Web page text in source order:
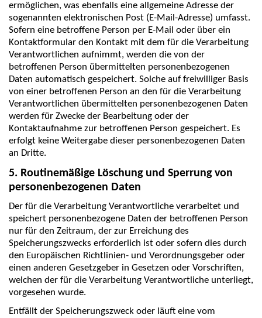
ermöglichen, was ebenfalls eine allgemeine Adresse der
sogenannten elektronischen Post (E-Mail-Adresse) umfasst.
Sofern eine betroffene Person per E-Mail oder über ein
Kontaktformular den Kontakt mit dem für die Verarbeitung
Verantwortlichen aufnimmt, werden die von der
betroffenen Person übermittelten personenbezogenen
Daten automatisch gespeichert. Solche auf freiwilliger Basis
von einer betroffenen Person an den für die Verarbeitung
Verantwortlichen übermittelten personenbezogenen Daten
werden für Zwecke der Bearbeitung oder der
Kontaktaufnahme zur betroffenen Person gespeichert. Es
erfolgt keine Weitergabe dieser personenbezogenen Daten
an Dritte.
5. Routinemäßige Löschung und Sperrung von
personenbezogenen Daten
Der für die Verarbeitung Verantwortliche verarbeitet und
speichert personenbezogene Daten der betroffenen Person
nur für den Zeitraum, der zur Erreichung des
Speicherungszwecks erforderlich ist oder sofern dies durch
den Europäischen Richtlinien- und Verordnungsgeber oder
einen anderen Gesetzgeber in Gesetzen oder Vorschriften,
welchen der für die Verarbeitung Verantwortliche unterliegt,
vorgesehen wurde.
Entfällt der Speicherungszweck oder läuft eine vom